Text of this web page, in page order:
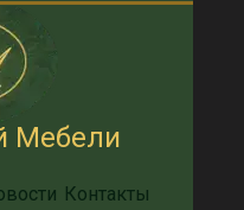
Контакты
Мебели